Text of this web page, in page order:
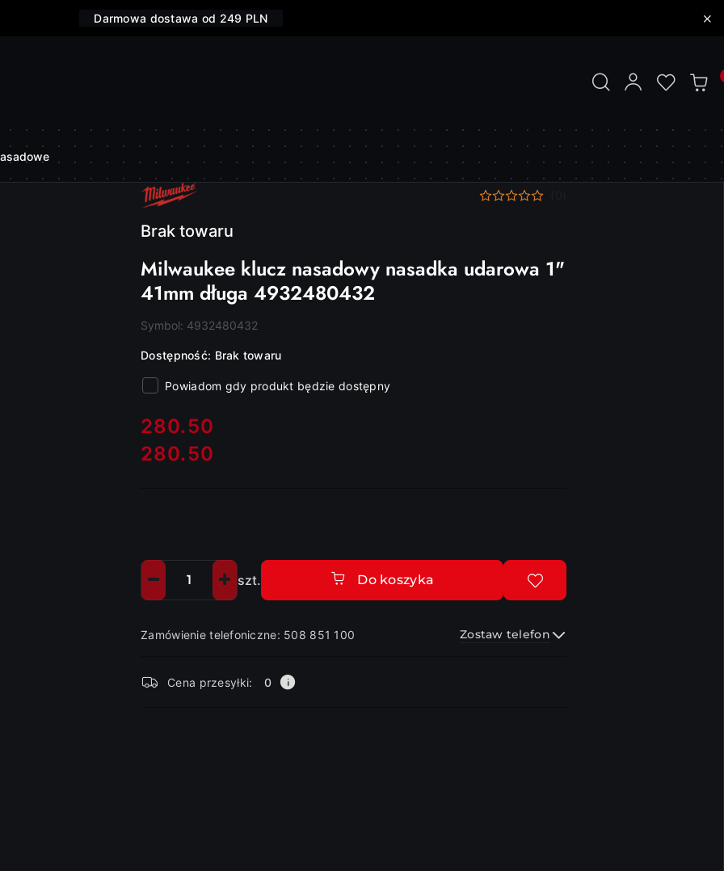
Darmowa dostawa od 249 PLN
NAZWA
PRODUCENTA:
MILWAUKEE
Brak towaru
Milwaukee klucz nasadowy nasadka udarowa 1"
41mm długa 4932480432
Symbol: 4932480432
Dostępność: Brak towaru
Powiadom gdy produkt będzie dostępny
cena:
280.50
Cena:
280.50
Ilość szt. Do koszyka
Zamówienie telefoniczne: 508 851 100 Zostaw telefon
Dostępność
i
Cena przesyłki: 0